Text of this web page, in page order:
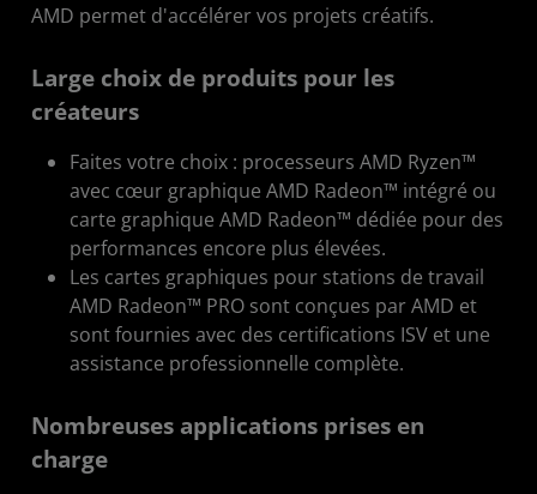
AMD permet d'accélérer vos projets créatifs.
Nombreuses applications prises en
charge
Large choix de produits pour les
créateurs
Faites votre choix : processeurs AMD Ryzen™
avec cœur graphique AMD Radeon™ intégré ou
carte graphique AMD Radeon™ dédiée pour des
performances encore plus élevées.
Les cartes graphiques pour stations de travail
AMD Radeon™ PRO sont conçues par AMD et
sont fournies avec des certifications ISV et une
assistance professionnelle complète.